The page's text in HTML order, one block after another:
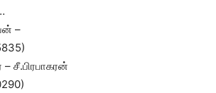
–
சீ.பிரபாகரன்